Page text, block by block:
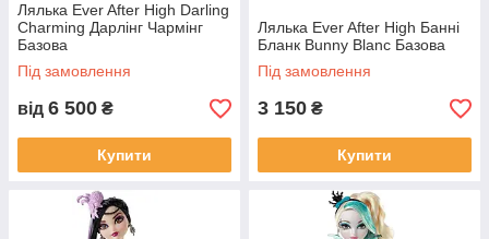
Лялька Ever After High Darling
Charming Дарлінг Чармінг
Базова
Під замовлення
від 6 500 ₴
Купити
Лялька Ever After High Банні
Бланк Bunny Blanc Базова
Під замовлення
3 150 ₴
Купити